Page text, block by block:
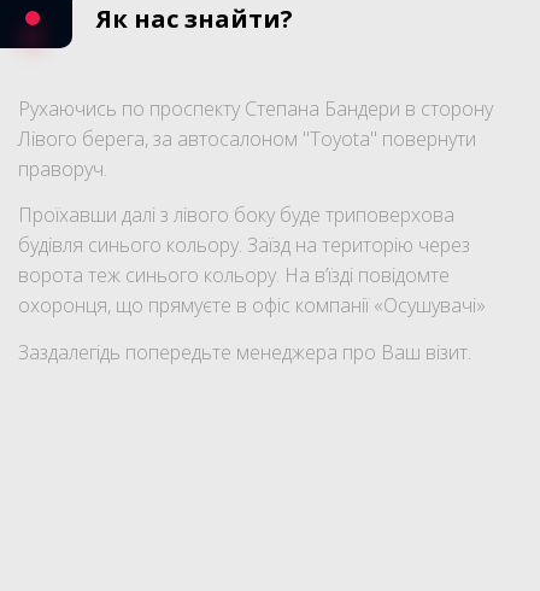
Як нас знайти?
Рухаючись по проспекту Степана Бандери в сторону
Лівого берега, за автосалоном "Тoyota" повернути
праворуч.
Проїхавши далі з лівого боку буде триповерхова
будівля синього кольору. Заїзд на територію через
ворота теж синього кольору. На в’їзді повідомте
охоронця, що прямуєте в офіс компанії «Осушувачі»
Заздалегідь попередьте менеджера про Ваш візит.